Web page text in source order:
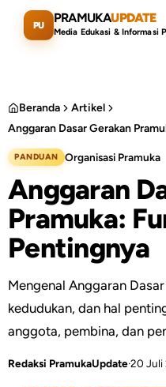
Lewati ke konten utama
PU PRAMUKAUPDATE
Media Edukasi & Informasi
Cari artikel
Beranda
Artikel
PANDUAN Organisasi Pramuka
Anggaran
Pramuka:
Pentingnya
Mengenal Anggaran
kedudukan, dan hal
anggota, pembina, dan
Redaksi PramukaUpdate·20 Juli